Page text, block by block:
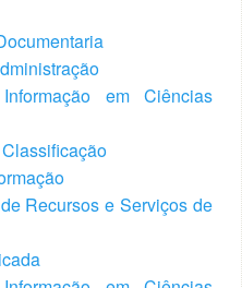
em Ciências
Recursos e Serviços de